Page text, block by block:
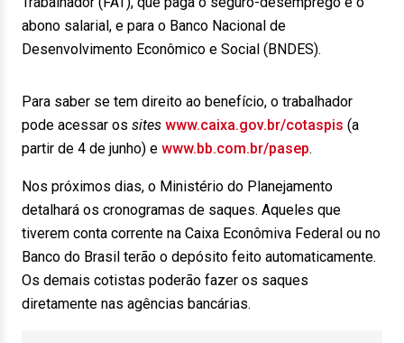
abono salarial, e para o Banco Nacional de
Desenvolvimento Econômico e Social (BNDES).
Para saber se tem direito ao benefício, o trabalhador
pode acessar os sites www.caixa.gov.br/cotaspis (a
partir de 4 de junho) e www.bb.com.br/pasep.
Nos próximos dias, o Ministério do Planejamento
detalhará os cronogramas de saques. Aqueles que
tiverem conta corrente na Caixa Econômiva Federal ou no
Banco do Brasil terão o depósito feito automaticamente.
Os demais cotistas poderão fazer os saques
diretamente nas agências bancárias.